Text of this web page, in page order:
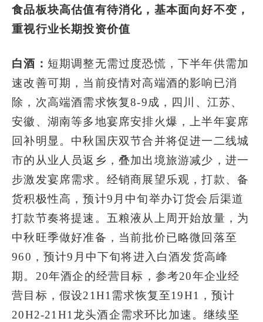
食品板块高估值有待消化，基本面向好不变，
重视行业长期投资价值
白酒： 短期调整无需过度恐慌，下半年供需加
速改善可期，当前疫情对高端酒的影响已消
除，次高端酒需求恢复8-9成，四川、江苏、
安徽、湖南等多地宴席安排火爆，上半年宴席
回补明显。中秋国庆双节合并将促进一二线城
市的从业人员返乡，叠加出境旅游减少，进一
步激发宴席需求。经销商展望乐观，打款、备
货积极性高，预计9月中旬举办订货会后渠道
打款节奏将提速。五粮液从上周开始放量，为
中秋旺季做好准备，当前批价已略微回落至
960，预计9月中下旬将进入白酒发货高峰
期。20年酒企的经营目标，参考20年企业经
营目标，假设21H1需求恢复至19H1，预计
20H2-21H1龙头酒企需求环比加速。继续坚